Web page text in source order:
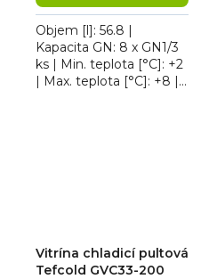
Objem [l]: 56.8 |
Kapacita GN: 8 x GN1/3
ks | Min. teplota [°C]: +2
| Max. teplota [°C]: +8 |
Vitrína chladicí pultová
Tefcold GVC33-200